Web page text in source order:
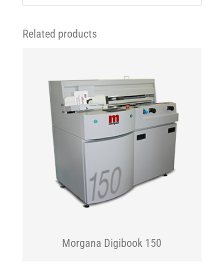
Related products
Morgana Digibook 150